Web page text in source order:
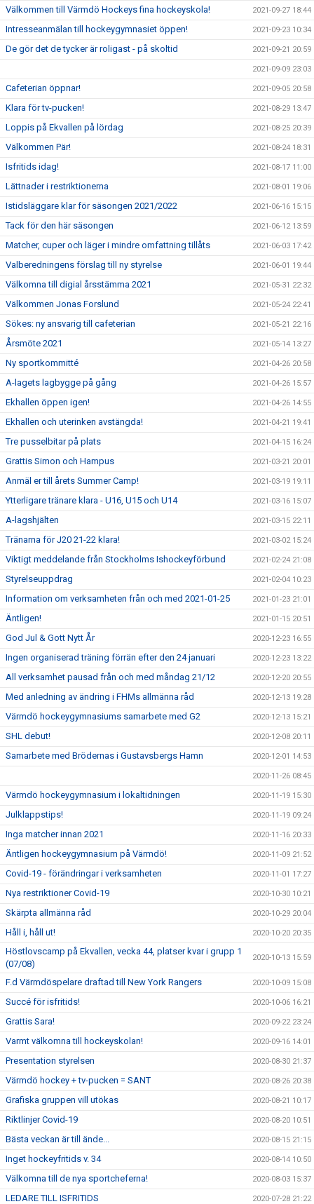
Välkommen till Värmdö Hockeys fina hockeyskola! 2021-09-27 18:44
Intresseanmälan till hockeygymnasiet öppen! 2021-09-23 10:34
De gör det de tycker är roligast - på skoltid 2021-09-21 20:59
2021-09-09 23:03
Cafeterian öppnar! 2021-09-05 20:58
Klara för tv-pucken! 2021-08-29 13:47
Loppis på Ekvallen på lördag 2021-08-25 20:39
Välkommen Pär! 2021-08-24 18:31
Isfritids idag! 2021-08-17 11:00
Lättnader i restriktionerna 2021-08-01 19:06
Istidsläggare klar för säsongen 2021/2022 2021-06-16 15:15
Tack för den här säsongen 2021-06-12 13:59
Matcher, cuper och läger i mindre omfattning tillåts 2021-06-03 17:42
Valberedningens förslag till ny styrelse 2021-06-01 19:44
Välkomna till digial årsstämma 2021 2021-05-31 22:32
Välkommen Jonas Forslund 2021-05-24 22:41
Sökes: ny ansvarig till cafeterian 2021-05-21 22:16
Årsmöte 2021 2021-05-14 13:27
Ny sportkommitté 2021-04-26 20:58
A-lagets lagbygge på gång 2021-04-26 15:57
Ekhallen öppen igen! 2021-04-26 14:55
Ekhallen och uterinken avstängda! 2021-04-21 19:41
Tre pusselbitar på plats 2021-04-15 16:24
Grattis Simon och Hampus 2021-03-21 20:01
Anmäl er till årets Summer Camp! 2021-03-19 19:11
Ytterligare tränare klara - U16, U15 och U14 2021-03-16 15:07
A-lagshjälten 2021-03-15 22:11
Tränarna för J20 21-22 klara! 2021-03-02 15:24
Viktigt meddelande från Stockholms Ishockeyförbund 2021-02-24 21:08
Styrelseuppdrag 2021-02-04 10:23
Information om verksamheten från och med 2021-01-25 2021-01-23 21:01
Äntligen! 2021-01-15 20:51
God Jul & Gott Nytt År 2020-12-23 16:55
Ingen organiserad träning förrän efter den 24 januari 2020-12-23 13:22
All verksamhet pausad från och med måndag 21/12 2020-12-20 20:55
Med anledning av ändring i FHMs allmänna råd 2020-12-13 19:28
Värmdö hockeygymnasiums samarbete med G2 2020-12-13 15:21
SHL debut! 2020-12-08 20:11
Samarbete med Brödernas i Gustavsbergs Hamn 2020-12-01 14:53
2020-11-26 08:45
Värmdö hockeygymnasium i lokaltidningen 2020-11-19 15:30
Julklappstips! 2020-11-19 09:24
Inga matcher innan 2021 2020-11-16 20:33
Äntligen hockeygymnasium på Värmdö! 2020-11-09 21:52
Covid-19 - förändringar i verksamheten 2020-11-01 17:27
Nya restriktioner Covid-19 2020-10-30 10:21
Skärpta allmänna råd 2020-10-29 20:04
Håll i, håll ut! 2020-10-20 20:35
Höstlovscamp på Ekvallen, vecka 44, platser kvar i grupp 1
(07/08)
2020-10-13 15:59
F.d Värmdöspelare draftad till New York Rangers 2020-10-09 15:08
Succé för isfritids! 2020-10-06 16:21
Grattis Sara! 2020-09-22 23:24
Varmt välkomna till hockeyskolan! 2020-09-16 14:01
Presentation styrelsen 2020-08-30 21:37
Värmdö hockey + tv-pucken = SANT 2020-08-26 20:38
Grafiska gruppen vill utökas 2020-08-21 10:17
Riktlinjer Covid-19 2020-08-20 10:51
Bästa veckan är till ände... 2020-08-15 21:15
Inget hockeyfritids v. 34 2020-08-14 10:50
Välkomna till de nya sportcheferna! 2020-08-03 15:37
LEDARE TILL ISFRITIDS 2020-07-28 21:22